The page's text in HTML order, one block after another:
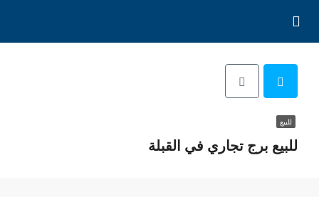
للبيع
للبيع برج تجاري في القبلة